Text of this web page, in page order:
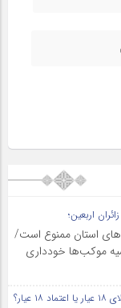
اربعین؛
استان ممنوع است/
موکب‌ها خودداری